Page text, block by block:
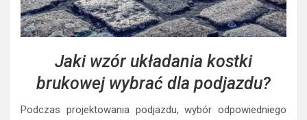
Jaki wzór układania kostki
brukowej wybrać dla podjazdu?
Podczas projektowania podjazdu, wybór odpowiedniego